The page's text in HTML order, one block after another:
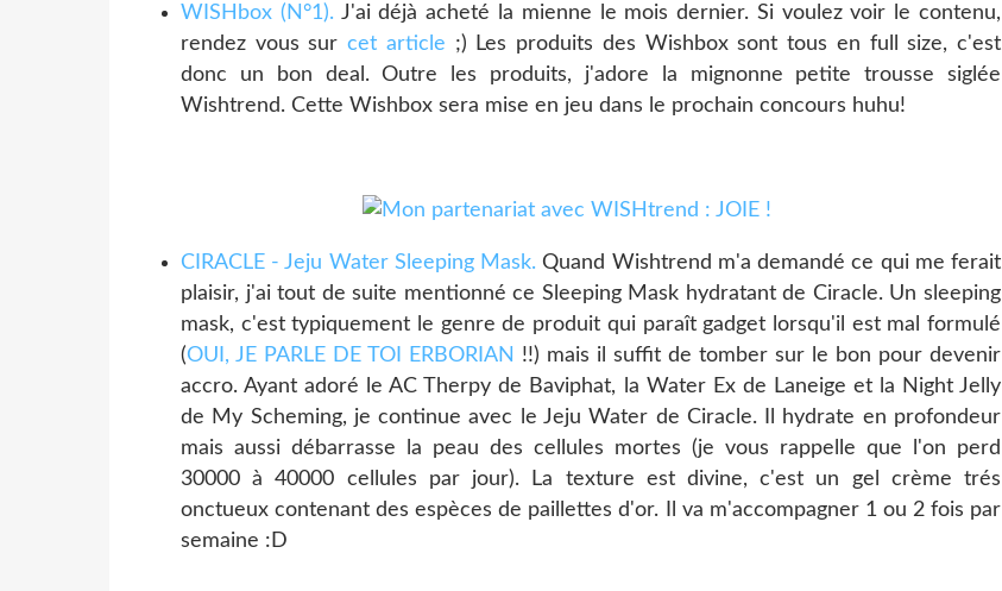
WISHbox (N°1). J'ai déjà acheté la mienne le mois dernier. Si voulez voir le contenu,
rendez vous surcet article ;) Les produits des Wishbox sont tous en full size, c'est
donc un bon deal. Outre les produits, j'adore la mignonne petite trousse siglée
Wishtrend. Cette Wishbox sera mise en jeu dans le prochain concours huhu!
CIRACLE - Jeju Water Sleeping Mask. Quand Wishtrend m'a demandé ce qui me ferait
plaisir, j'ai tout de suite mentionné ce Sleeping Mask hydratant de Ciracle. Un sleeping
mask, c'est typiquement le genre de produit qui paraît gadget lorsqu'il est mal formulé
(OUI, JE PARLE DE TOI ERBORIAN !!) mais il suffit de tomber sur le bon pour devenir
accro. Ayant adoré le AC Therpy de Baviphat, la Water Ex de Laneige et la Night Jelly
de My Scheming, je continue avec le Jeju Water de Ciracle. Il hydrate en profondeur
mais aussi débarrasse la peau des cellules mortes (je vous rappelle que l'on perd
30000 à 40000 cellules par jour). La texture est divine, c'est un gel crème trés
onctueux contenant des espèces de paillettes d'or. Il va m'accompagner 1 ou 2 fois par
semaine :D